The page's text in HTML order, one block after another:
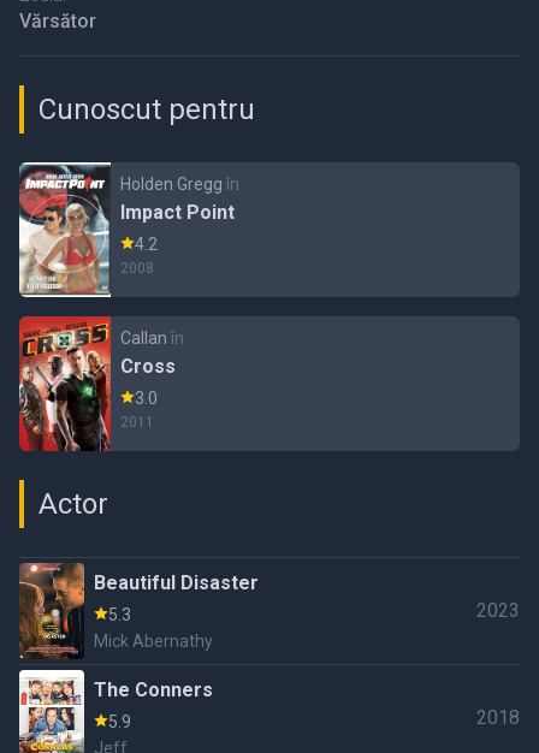
Vărsător
Cunoscut pentru
Holden Gregg în
Impact Point
4.2
2008
Callan în
Cross
3.0
2011
Actor
Beautiful Disaster
5.3
Mick Abernathy
2023
The Conners
5.9
Jeff
2018